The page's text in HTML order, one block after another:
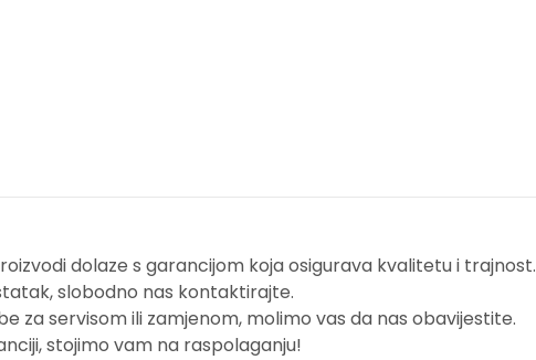
dolaze s garancijom koja osigurava kvalitetu i trajnost.
slobodno nas kontaktirajte.
za servisom ili zamjenom, molimo vas da nas obavijestite.
stojimo vam na raspolaganju!